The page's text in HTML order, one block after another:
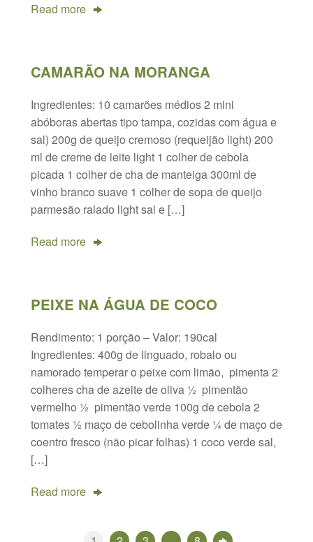
Read more
CAMARÃO NA MORANGA
Ingredientes: 10 camarões médios 2 mini
abóboras abertas tipo tampa, cozidas com água e
sal) 200g de queijo cremoso (requeijão light) 200
ml de creme de leite light 1 colher de cebola
picada 1 colher de cha de manteiga 300ml de
vinho branco suave 1 colher de sopa de queijo
parmesão ralado light sal e […]
Read more
PEIXE NA ÁGUA DE COCO
Rendimento: 1 porção – Valor: 190cal
Ingredientes: 400g de linguado, robalo ou
namorado temperar o peixe com limão, pimenta 2
colheres cha de azeite de oliva ½ pimentão
vermelho ½ pimentão verde 100g de cebola 2
tomates ½ maço de cebolinha verde ¼ de maço de
coentro fresco (não picar folhas) 1 coco verde sal,
[…]
Read more